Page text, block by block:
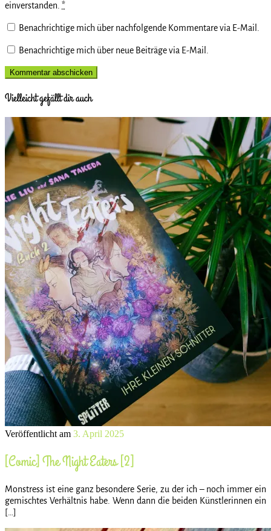
einverstanden. *
Benachrichtige mich über nachfolgende Kommentare via E-Mail.
Benachrichtige mich über neue Beiträge via E-Mail.
Vielleicht gefällt dir auch
Veröffentlicht am 3. April 2025
[Comic] The Night Eaters [2]
Monstress ist eine ganz besondere Serie, zu der ich – noch immer ein
gemischtes Verhältnis habe. Wenn dann die beiden Künstlerinnen ein
[…]